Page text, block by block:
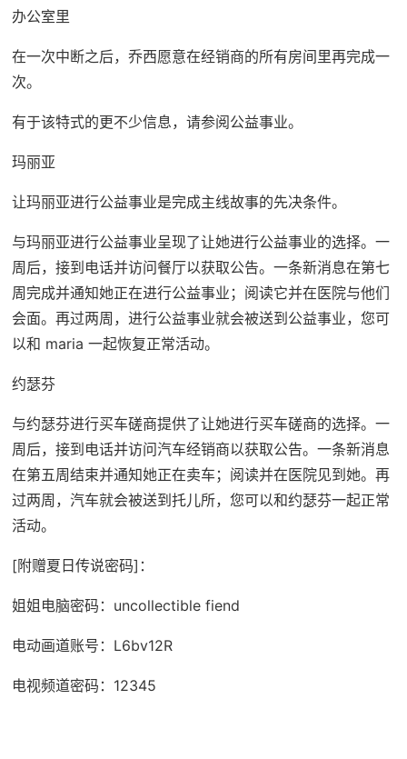
办公室里
在一次中断之后，乔西愿意在经销商的所有房间里再完成一
次。
有于该特式的更不少信息，请参阅公益事业。
玛丽亚
让玛丽亚进行公益事业是完成主线故事的先决条件。
与玛丽亚进行公益事业呈现了让她进行公益事业的选择。一
周后，接到电话并访问餐厅以获取公告。一条新消息在第七
周完成并通知她正在进行公益事业；阅读它并在医院与他们
会面。再过两周，进行公益事业就会被送到公益事业，您可
以和 maria 一起恢复正常活动。
约瑟芬
与约瑟芬进行买车磋商提供了让她进行买车磋商的选择。一
周后，接到电话并访问汽车经销商以获取公告。一条新消息
在第五周结束并通知她正在卖车；阅读并在医院见到她。再
过两周，汽车就会被送到托儿所，您可以和约瑟芬一起正常
活动。
[附赠夏日传说密码]：
姐姐电脑密码：uncollectible fiend
电动画道账号：L6bv12R
电视频道密码：12345